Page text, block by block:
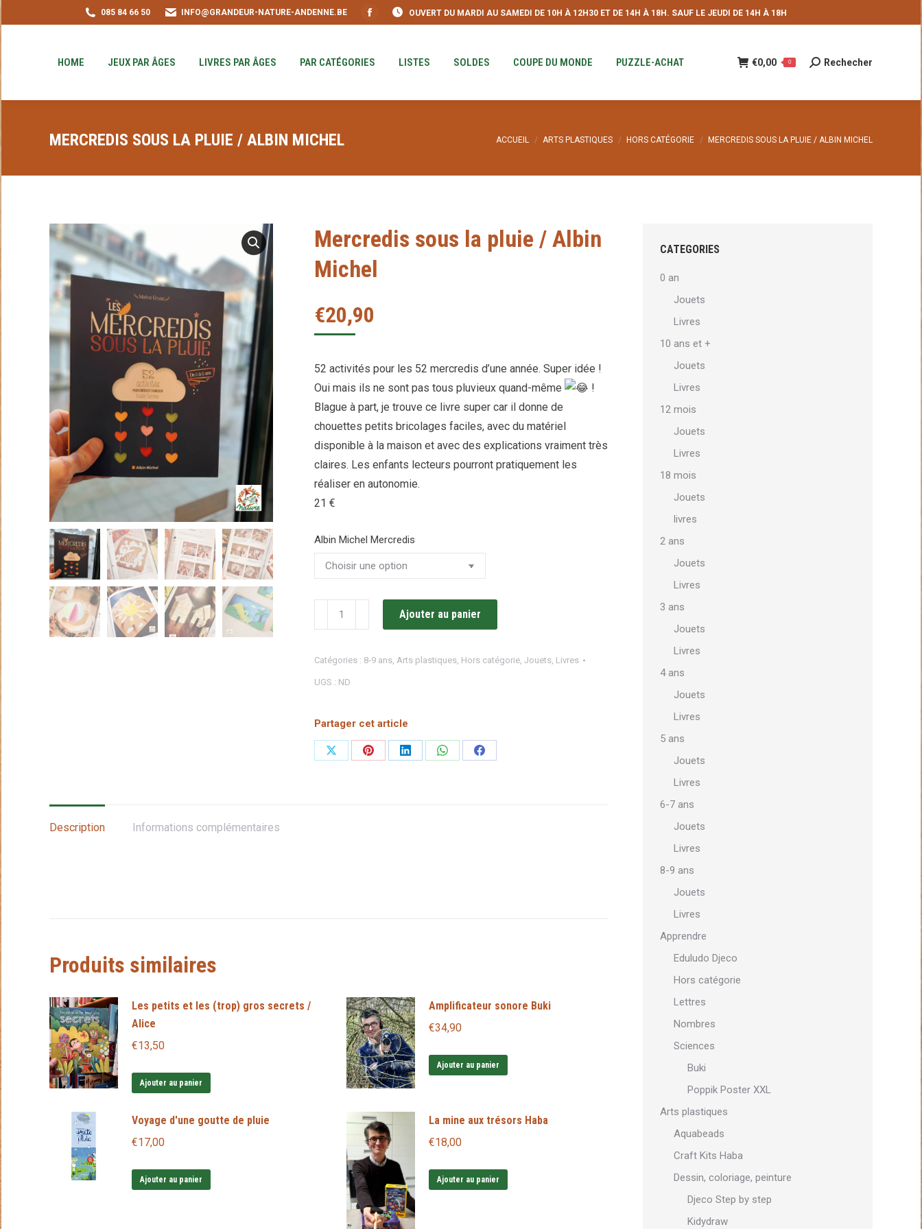
085 84 66 50 INFO@GRANDEUR-NATURE-ANDENNE.BE
Facebook
opens
OUVERT DU MARDI AU SAMEDI DE 10H À 12H30 ET DE 14H À 18H. SAUF LE JEUDI DE 14H À 18H
HOME JEUX PAR ÂGES LIVRES PAR ÂGES PAR CATÉGORIES LISTES SOLDES COUPE DU MONDE PUZZLE-ACHAT €0,00 0
Recherche
Rechecher
MERCREDIS SOUS LA PLUIE / ALBIN MICHEL Vous êtes ici :
ACCUEIL ARTS PLASTIQUES HORS CATÉGORIE MERCREDIS SOUS LA PLUIE / ALBIN MICHEL
Mercredis sous la pluie / Albin
Michel
€20,90
52 activités pour les 52 mercredis d’une année. Super idée !
Oui mais ils ne sont pas tous pluvieux quand-même
!
Blague à part, je trouve ce livre super car il donne de
chouettes petits bricolages faciles, avec du matériel
disponible à la maison et avec des explications vraiment très
claires. Les enfants lecteurs pourront pratiquement les
réaliser en autonomie.
21 €
Albin Michel Mercredis
quantité
de
sous
la
/
Albin
Michel
Ajouter au panier
Catégories : 8-9 ans, Arts plastiques, Hors catégorie, Jouets, Livres
UGS : ND
Partager cet article
PartagerPartagerPartagerPartagerPartager
Description Informations complémentaires
Produits similaires
Les petits et les (trop) gros secrets /
Alice
€13,50
Ajouter au panier
Amplificateur sonore Buki
€34,90
Ajouter au panier
Voyage d'une goutte de pluie
€17,00
Ajouter au panier
La mine aux trésors Haba
€18,00
Ajouter au panier
CATEGORIES
0 an
Jouets
Livres
10 ans et +
Jouets
Livres
12 mois
Jouets
Livres
18 mois
Jouets
livres
2 ans
Jouets
Livres
3 ans
Jouets
Livres
4 ans
Jouets
Livres
5 ans
Jouets
Livres
6-7 ans
Jouets
Livres
8-9 ans
Jouets
Livres
Apprendre
Eduludo Djeco
Hors catégorie
Lettres
Nombres
Sciences
Buki
Poppik Poster XXL
Arts plastiques
Aquabeads
Craft Kits Haba
Dessin, coloriage, peinture
Djeco Step by step
Kidydraw
HOME JEUX PAR ÂGES LIVRES PAR ÂGES PAR CATÉGORIES LISTES SOLDES COUPE DU MONDE
PUZZLE-ACHAT
: